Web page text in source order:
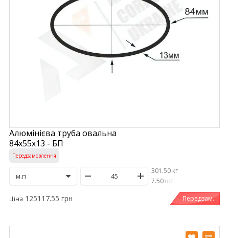
Алюмінієва труба овальна
84х55х13 - БП
Передзамовлення
301.50 кг
/7.50 шт
Ціна 125117.55 грн Передзам.